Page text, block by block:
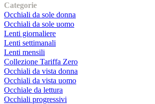
Categorie
Occhiali da sole donna
Occhiali da sole uomo
Lenti giornaliere
Lenti settimanali
Lenti mensili
Collezione Tariffa Zero
Occhiali da vista donna
Occhiali da vista uomo
Occhiale da lettura
Occhiali progressivi